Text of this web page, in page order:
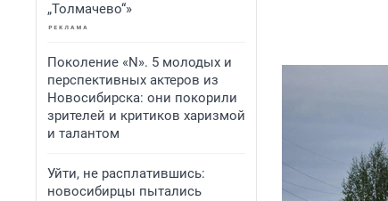
„Толмачево“»
Поколение «N». 5 молодых и
перспективных актеров из
Новосибирска: они покорили
зрителей и критиков харизмой
и талантом
Уйти, не расплатившись:
новосибирцы пытались